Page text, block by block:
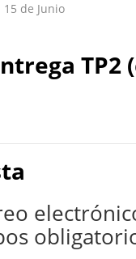
15 de Junio
TP2